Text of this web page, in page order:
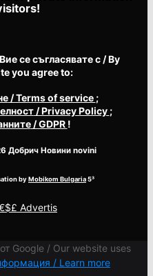
се съгласявате с / By
you agree to:
/ Terms of service ;
/ Privacy Policy ;
/ GDPR !
Добрич Новини novini
byMobikom Bulgaria5³
Advertis
от Google / Our website uses
/ Learn more